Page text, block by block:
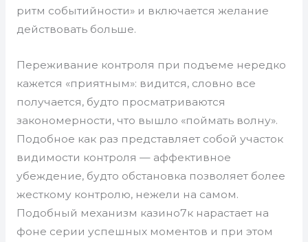
ритм событийности» и включается желание
действовать больше.
Переживание контроля при подъеме нередко
кажется «приятным»: видится, словно все
получается, будто просматриваются
закономерности, что вышло «поймать волну».
Подобное как раз представляет собой участок
видимости контроля — аффективное
убеждение, будто обстановка позволяет более
жесткому контролю, нежели на самом.
Подобный механизм казино7к нарастает на
фоне серии успешных моментов и при этом